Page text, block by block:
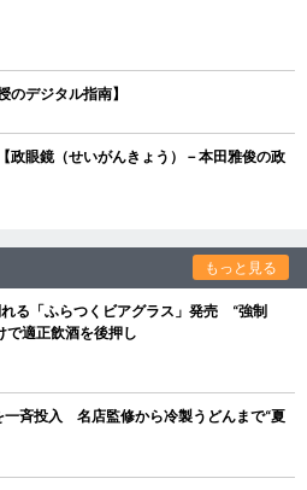
デジタル指南】
眼鏡（せいがんきょう）－本田雅俊の政
もっと見る
る「ふらつくビアグラス」発売 “強制
で適正飲酒を後押し
一斉投入 名店監修から冷製うどんまで“夏